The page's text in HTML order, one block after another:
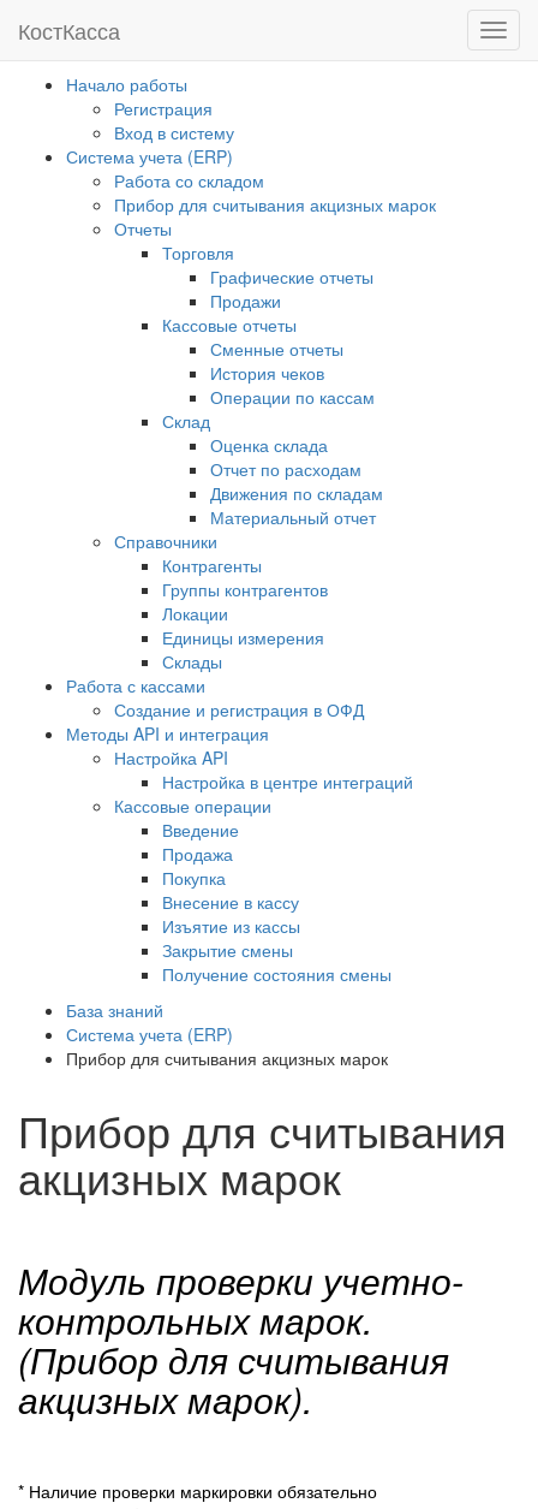
Меню
КостКасса
Начало работы
Регистрация
Вход в систему
Система учета (ERP)
Работа со складом
Прибор для считывания акцизных марок
Отчеты
Торговля
Графические отчеты
Продажи
Кассовые отчеты
Сменные отчеты
История чеков
Операции по кассам
Склад
Оценка склада
Отчет по расходам
Движения по складам
Материальный отчет
Справочники
Контрагенты
Группы контрагентов
Локации
Единицы измерения
Склады
Работа с кассами
Создание и регистрация в ОФД
Методы API и интеграция
Настройка API
Настройка в центре интеграций
Кассовые операции
Введение
Продажа
Покупка
Внесение в кассу
Изъятие из кассы
Закрытие смены
Получение состояния смены
База знаний
Система учета (ERP)
Прибор для считывания акцизных марок
Прибор для считывания
акцизных марок
Модуль проверки учетно-
контрольных марок.
(Прибор для считывания
акцизных марок).
* Наличие проверки маркировки обязательно